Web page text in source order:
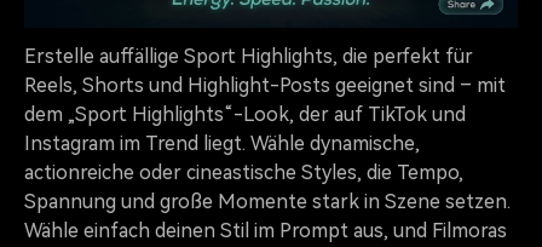
Erstelle auffällige Sport Highlights, die perfekt für
Reels, Shorts und Highlight-Posts geeignet sind – mit
dem „Sport Highlights“-Look, der auf TikTok und
Instagram im Trend liegt. Wähle dynamische,
actionreiche oder cineastische Styles, die Tempo,
Spannung und große Momente stark in Szene setzen.
Wähle einfach deinen Stil im Prompt aus, und Filmoras